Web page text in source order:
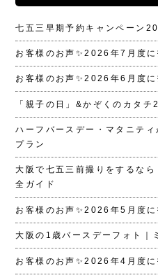
七五三早期予約キャンペーン
お客様のお声✨2026年7月度に
お客様のお声✨2026年6月度に
「親子の日」&かぞくのカタチ
ハーフバースデー・マタニテ
プラン
大阪で七五三前撮りをするな
全ガイド
お客様のお声✨2026年5月度に
大阪の1歳バースデーフォト｜
お客様のお声✨2026年4月度に